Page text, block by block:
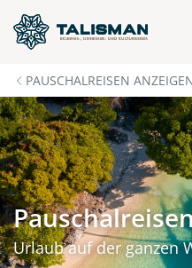
PAUSCHALREISEN
Pauschalreisen
Urlaub auf der ganzen